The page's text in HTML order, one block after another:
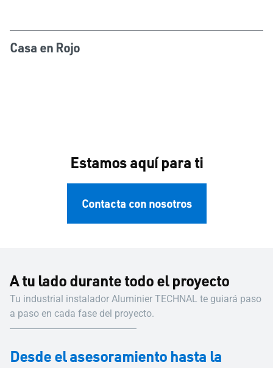
Casa en Rojo
Estamos aquí para ti
Contacta con nosotros
A tu lado durante todo el proyecto
Tu industrial instalador Aluminier TECHNAL te guiará paso
a paso en cada fase del proyecto.
Desde el asesoramiento hasta la